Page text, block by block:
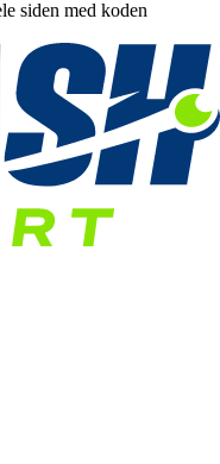
siden med koden